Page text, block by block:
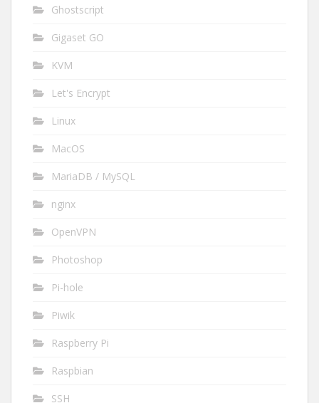
Ghostscript
Gigaset GO
KVM
Let's Encrypt
Linux
MacOS
MariaDB / MySQL
nginx
OpenVPN
Photoshop
Pi-hole
Piwik
Raspberry Pi
Raspbian
SSH